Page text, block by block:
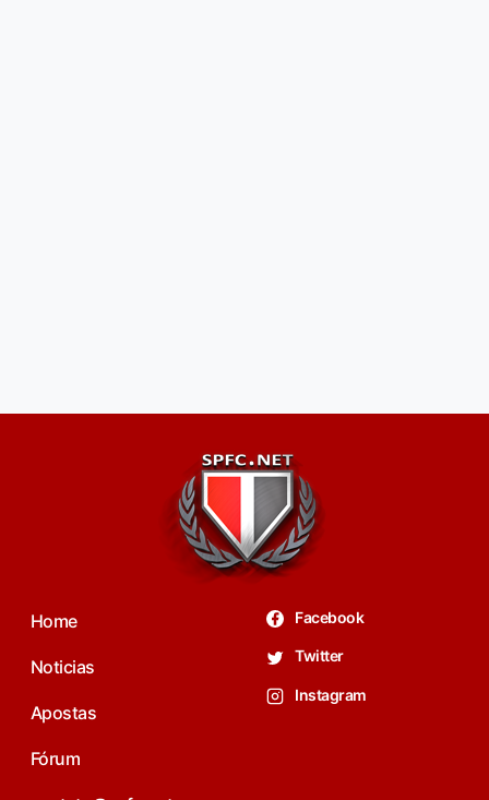
Home
Noticias
Apostas
Fórum
Facebook
Twitter
Instagram